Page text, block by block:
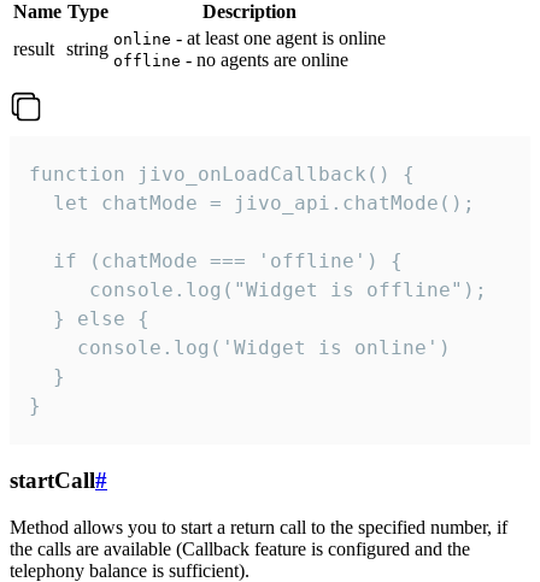
Name Type
Description
result string online - at least one agent is online
offline - no agents are online
function jivo_onLoadCallback() {
  let chatMode = jivo_api.chatMode();
  if (chatMode === 'offline') {
     console.log("Widget is offline");
  } else {
    console.log('Widget is online')
  }
}
startCall#
Method allows you to start a return call to the specified number, if
the calls are available (Callback feature is configured and the
telephony balance is sufficient).